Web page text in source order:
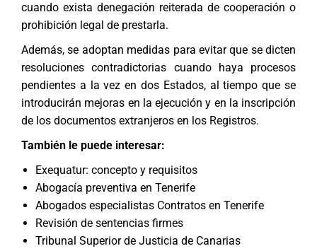
cuando exista denegación reiterada de cooperación o
prohibición legal de prestarla.
Además, se adoptan medidas para evitar que se dicten
resoluciones contradictorias cuando haya procesos
pendientes a la vez en dos Estados, al tiempo que se
introducirán mejoras en la ejecución y en la inscripción
de los documentos extranjeros en los Registros.
También le puede interesar:
Exequatur: concepto y requisitos
Abogacía preventiva en Tenerife
Abogados especialistas Contratos en Tenerife
Revisión de sentencias firmes
Tribunal Superior de Justicia de Canarias